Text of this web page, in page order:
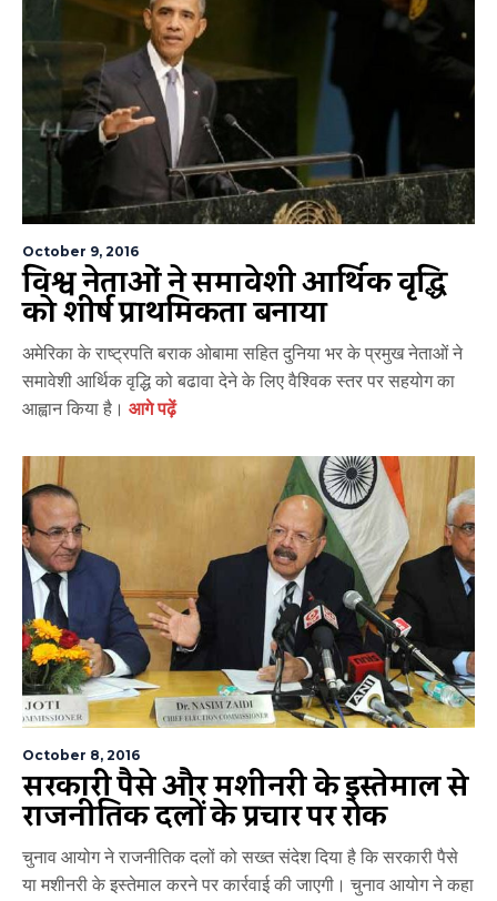
October 9, 2016
विश्व नेताओं ने समावेशी आर्थिक वृद्धि
को शीर्ष प्राथमिकता बनाया
अमेरिका के राष्ट्रपति बराक ओबामा सहित दुनिया भर के प्रमुख नेताओं ने
समावेशी आर्थिक वृद्धि को बढावा देने के लिए वैश्विक स्तर पर सहयोग का
आह्वान किया है। आगे पढ़ें
October 8, 2016
सरकारी पैसे और मशीनरी के इस्तेमाल से
राजनीतिक दलों के प्रचार पर रोक
चुनाव आयोग ने राजनीतिक दलों को सख्‍त संदेश दिया है कि सरकारी पैसे
या मशीनरी के इस्‍तेमाल करने पर कार्रवाई की जाएगी। चुनाव आयोग ने कहा